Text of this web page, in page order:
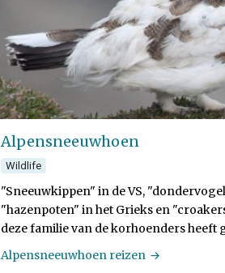
Alpensneeuwhoen
Wildlife
"Sneeuwkippen" in de VS,
"hazenpoten" in het Grieks en
deze familie van de korhoenders heeft
internationale identiteiten
Alpensneeuwhoen reizen